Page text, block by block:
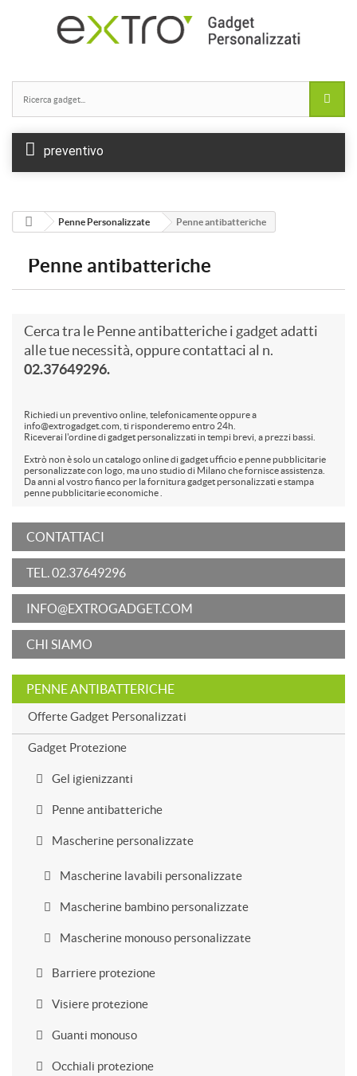
preventivo
Penne Personalizzate Penne antibatteriche
Penne antibatteriche
Cerca tra le Penne antibatteriche i gadget adatti
alle tue necessità, oppure contattaci al n.
02.37649296.
Richiedi un preventivo online, telefonicamente oppure a
info@extrogadget.com, ti risponderemo entro 24h.
Riceverai l'ordine di gadget personalizzati in tempi brevi, a prezzi bassi.
Extrò non è solo un catalogo online di gadget ufficio e penne pubblicitarie
personalizzate con logo, ma uno studio di Milano che fornisce assistenza.
Da anni al vostro fianco per la fornitura gadget personalizzati e stampa
penne pubblicitarie economiche .
CONTATTACI
TEL. 02.37649296
INFO@EXTROGADGET.COM
CHI SIAMO
PENNE ANTIBATTERICHE
Offerte Gadget Personalizzati
Gadget Protezione
Gel igienizzanti
Penne antibatteriche
Mascherine personalizzate
Mascherine lavabili personalizzate
Mascherine bambino personalizzate
Mascherine monouso personalizzate
Barriere protezione
Visiere protezione
Guanti monouso
Occhiali protezione